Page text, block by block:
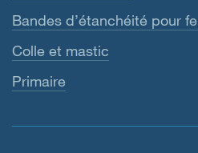
Bandes d’étanchéité pour
Colle et mastic
Primaire